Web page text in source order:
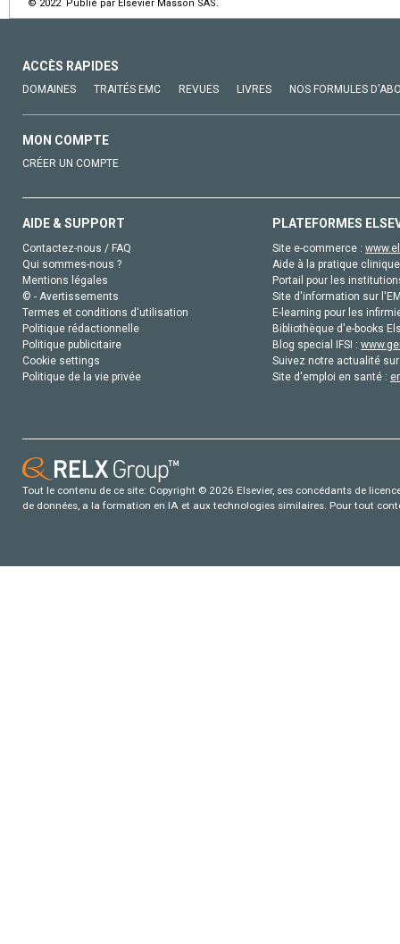
© 2022 Publié par Elsevier Masson SAS.
ACCÈS RAPIDES
DOMAINES TRAITÉS EMC REVUES LIVRES NOS FORMULES
MON COMPTE
CRÉER UN COMPTE
AIDE & SUPPORT
Contactez-nous / FAQ
Qui sommes-nous ?
Mentions légales
© - Avertissements
Termes et conditions d'utilisation
Politique rédactionnelle
Politique publicitaire
Cookie settings
Politique de la vie privée
PLATEFORMES
Site e-commerce :
Aide à la pratique
Portail pour les
Site d'information sur
E-learning pour les
Bibliothèque d'e-books
Blog special IFSI :
Suivez notre actualité
Site d'emploi en santé :
Tout le contenu de ce site: Copyright © 2026 Elsevier, ses concédants de
de données, a la formation en IA et aux technologies similaires. Pour tout